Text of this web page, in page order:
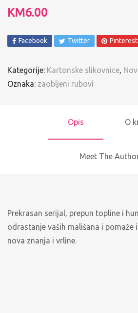
KM6.00
Facebook Twitter Pinterest
Kategorije: Kartonske slikovnice,
Oznaka: zaobljeni rubovi
Opis O
Meet The
Prekrasan serijal, prepun topline i
odrastanje vaših mališana i pomaže
nova znanja i vrline.